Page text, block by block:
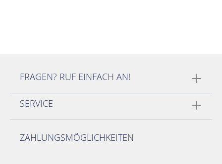
FRAGEN? RUF EINFACH AN!
SERVICE
ZAHLUNGSMÖGLICHKEITEN